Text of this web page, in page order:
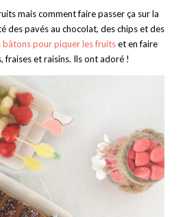
mais comment faire passer ça sur la
des pavés au chocolat, des chips et des
bâtons pour piquer les fruitset en faire
fraises et raisins. Ils ont adoré !